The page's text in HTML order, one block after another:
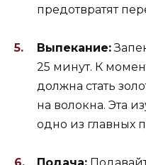
предотвратят
Выпекание:
25 минут. К
должна стать
на волокна. Эта
одно из главных